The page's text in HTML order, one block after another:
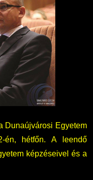
Dunaújvárosi Egyetem
én, hétfőn. A leendő
képzéseivel és a